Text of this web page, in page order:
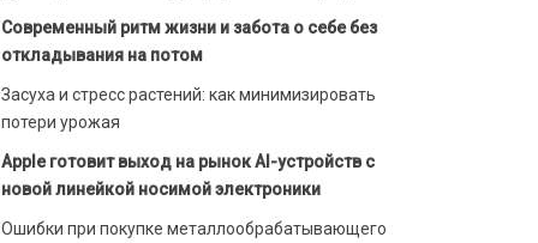
Современный ритм жизни и забота о себе без
откладывания на потом
Засуха и стресс растений: как минимизировать
потери урожая
Apple готовит выход на рынок AI-устройств с
новой линейкой носимой электроники
Ошибки при покупке металлообрабатывающего